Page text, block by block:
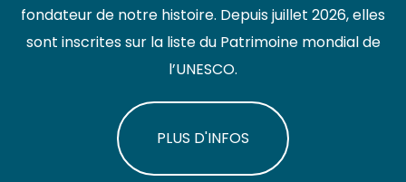
fondateur de notre histoire. Depuis juillet 2026, elles
sont inscrites sur la liste du Patrimoine mondial de
l’UNESCO.
PLUS D'INFOS